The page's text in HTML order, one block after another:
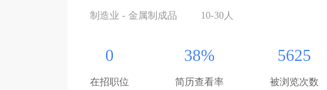
制造业 - 金属制成品 10-30人
0
在招职位
38%
简历查看率
5625
被浏览次数